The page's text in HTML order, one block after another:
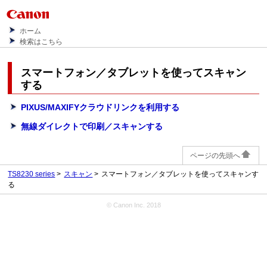
ホーム
検索はこちら
スマートフォン／タブレットを使ってスキャン
する
PIXUS/MAXIFYクラウドリンクを利用する
無線ダイレクトで印刷／スキャンする
ページの先頭へ
TS8230 series スキャン
スマートフォン／タブレットを使ってスキャンす
る
© Canon Inc. 2018